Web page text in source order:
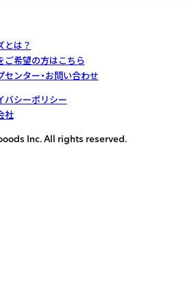
とは？
ご希望の方はこちら
センター・お問い合わせ
バシーポリシー
社
Inc. All rights reserved.